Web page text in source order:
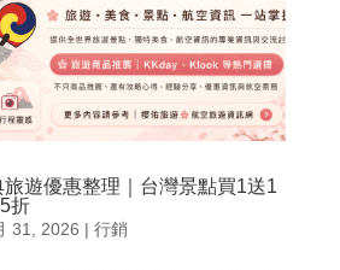
遊優惠整理｜台灣景點買1送1
折
31, 2026 | 行銷